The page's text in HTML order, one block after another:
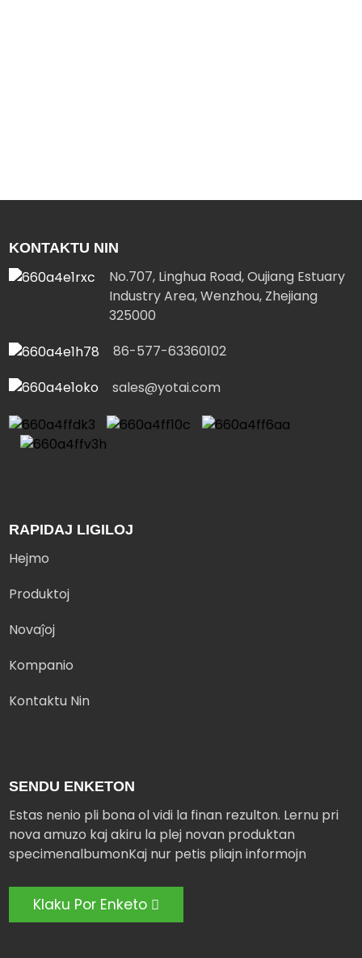
KONTAKTU NIN
No.707, Linghua Road, Oujiang Estuary
Industry Area, Wenzhou, Zhejiang
325000
86-577-63360102
sales@yotai.com
RAPIDAJ LIGILOJ
Hejmo
Produktoj
Novaĵoj
Kompanio
Kontaktu Nin
SENDU ENKETON
Estas nenio pli bona ol vidi la finan rezulton. Lernu pri
nova amuzo kaj akiru la plej novan produktan
specimenalbumonKaj nur petis pliajn informojn
Klaku Por Enketo